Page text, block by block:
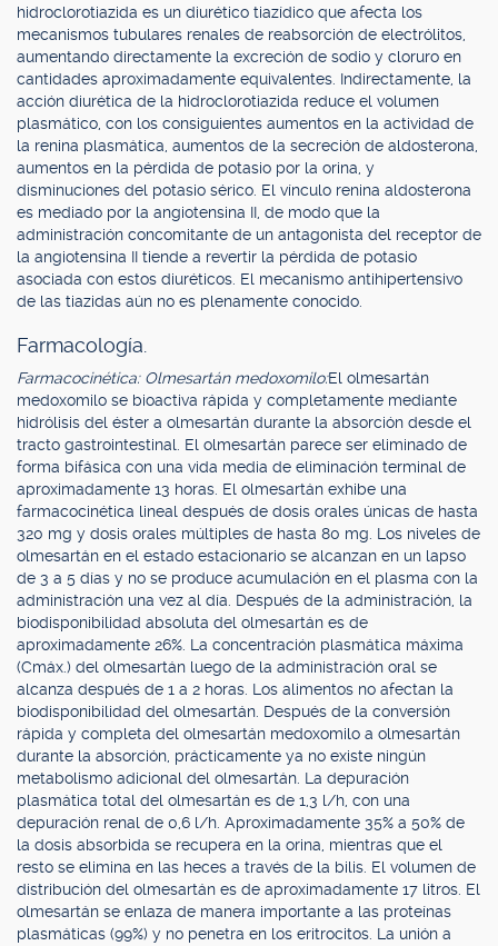
hidroclorotiazida es un diurético tiazídico que afecta los
mecanismos tubulares renales de reabsorción de electrólitos,
aumentando directamente la excreción de sodio y cloruro en
cantidades aproximadamente equivalentes. Indirectamente, la
acción diurética de la hidroclorotiazida reduce el volumen
plasmático, con los consiguientes aumentos en la actividad de
la renina plasmática, aumentos de la secreción de aldosterona,
aumentos en la pérdida de potasio por la orina, y
disminuciones del potasio sérico. El vínculo renina aldosterona
es mediado por la angiotensina II, de modo que la
administración concomitante de un antagonista del receptor de
la angiotensina II tiende a revertir la pérdida de potasio
asociada con estos diuréticos. El mecanismo antihipertensivo
de las tiazidas aún no es plenamente conocido.
Farmacología.
Farmacocinética: Olmesartán medoxomilo:El olmesartán
medoxomilo se bioactiva rápida y completamente mediante
hidrólisis del éster a olmesartán durante la absorción desde el
tracto gastrointestinal. El olmesartán parece ser eliminado de
forma bifásica con una vida media de eliminación terminal de
aproximadamente 13 horas. El olmesartán exhibe una
farmacocinética lineal después de dosis orales únicas de hasta
320 mg y dosis orales múltiples de hasta 80 mg. Los niveles de
olmesartán en el estado estacionario se alcanzan en un lapso
de 3 a 5 días y no se produce acumulación en el plasma con la
administración una vez al día. Después de la administración, la
biodisponibilidad absoluta del olmesartán es de
aproximadamente 26%. La concentración plasmática máxima
(Cmáx.) del olmesartán luego de la administración oral se
alcanza después de 1 a 2 horas. Los alimentos no afectan la
biodisponibilidad del olmesartán. Después de la conversión
rápida y completa del olmesartán medoxomilo a olmesartán
durante la absorción, prácticamente ya no existe ningún
metabolismo adicional del olmesartán. La depuración
plasmática total del olmesartán es de 1,3 l/h, con una
depuración renal de 0,6 l/h. Aproximadamente 35% a 50% de
la dosis absorbida se recupera en la orina, mientras que el
resto se elimina en las heces a través de la bilis. El volumen de
distribución del olmesartán es de aproximadamente 17 litros. El
olmesartán se enlaza de manera importante a las proteínas
plasmáticas (99%) y no penetra en los eritrocitos. La unión a